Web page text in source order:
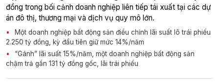
đồng trong bối cảnh doanh nghiệp liên tiếp tái xuất tại các dự
án đô thị, thương mại và dịch vụ quy mô lớn.
Một doanh nghiệp bất động sản điều chỉnh lãi suất lô trái phiếu
2.250 tỷ đồng, kỳ đầu tiên giữ mức 14%/năm
“Gánh” lãi suất 15%/năm, một doanh nghiệp bất động sản
chậm trả gần 131 tỷ đồng gốc, lãi trái phiếu